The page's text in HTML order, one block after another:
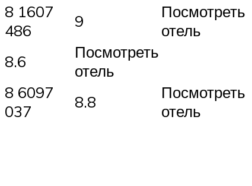
8 1607
486
9
Посмотреть
отель
8.6
Посмотреть
отель
8 6097
037
8.8
Посмотреть
отель